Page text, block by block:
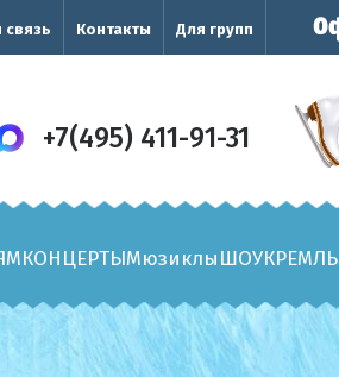
связь Контакты Для групп
+7(495) 411-91-31
КОНЦЕРТЫМюзиклыШОУКРЕМЛЬ